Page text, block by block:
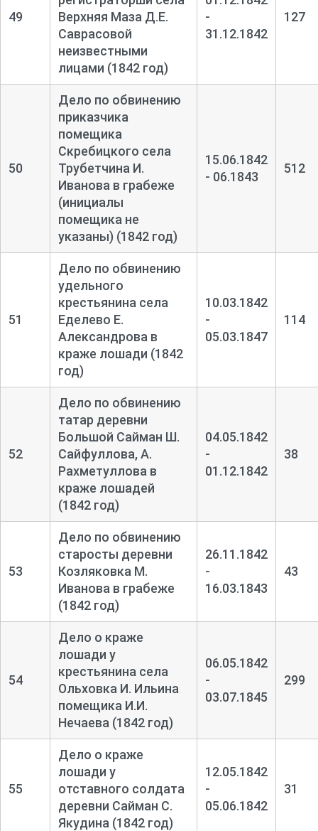
49
Верхняя Маза Д.Е.
Саврасовой
неизвестными
лицами (1842 год)
-
31.12.1842
127
50
Дело по обвинению
приказчика
помещика
Скребицкого села
Трубетчина И.
Иванова в грабеже
(инициалы
помещика не
указаны) (1842 год)
15.06.1842
- 06.1843
512
51
Дело по обвинению
удельного
крестьянина села
Еделево Е.
Александрова в
краже лошади (1842
год)
10.03.1842
-
05.03.1847
114
52
Дело по обвинению
татар деревни
Большой Сайман Ш.
Сайфуллова, А.
Рахметуллова в
краже лошадей
(1842 год)
04.05.1842
-
01.12.1842
38
53
Дело по обвинению
старосты деревни
Козляковка М.
Иванова в грабеже
(1842 год)
26.11.1842
-
16.03.1843
43
54
Дело о краже
лошади у
крестьянина села
Ольховка И. Ильина
помещика И.И.
Нечаева (1842 год)
06.05.1842
-
03.07.1845
299
55
Дело о краже
лошади у
отставного солдата
деревни Сайман С.
Якудина (1842 год)
12.05.1842
-
05.06.1842
31